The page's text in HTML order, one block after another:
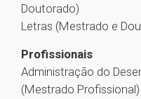
Doutorado)
Letras (Mestrado e
Profissionais
Administração do
(Mestrado Profissional)